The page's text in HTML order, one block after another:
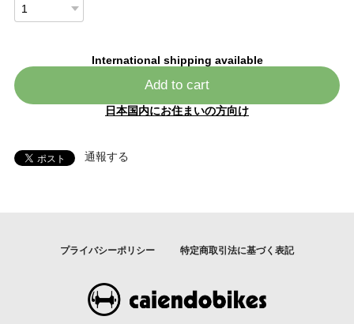
International shipping available
Add to cart
日本国内にお住まいの方向け
通報する
プライバシーポリシー 特定商取引法に基づく表記